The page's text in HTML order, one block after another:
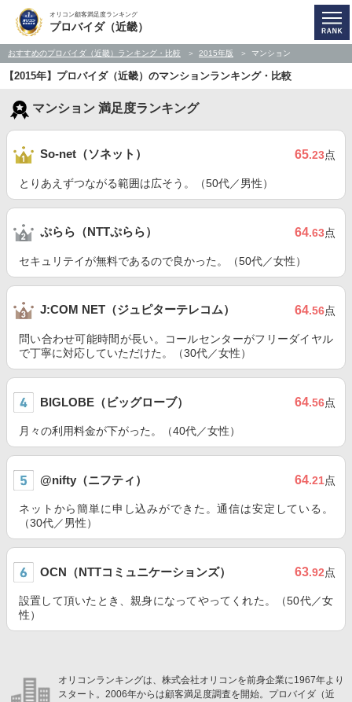
オリコン顧客満足度ランキング
プロバイダ（近畿）
おすすめのプロバイダ（近畿）ランキング・比較 2015年版 マンション
【2015年】プロバイダ（近畿）のマンションランキング・比較
マンション 満足度ランキング
So-net（ソネット） 65.23点
とりあえずつながる範囲は広そう。（50代／男性）
ぷらら（NTTぷらら） 64.63点
セキュリテイが無料であるので良かった。（50代／女性）
J:COM NET（ジュピターテレコム） 64.56点
問い合わせ可能時間が長い。コールセンターがフリーダイヤル
で丁寧に対応していただけた。（30代／女性）
BIGLOBE（ビッグローブ） 64.56点
月々の利用料金が下がった。（40代／女性）
@nifty（ニフティ） 64.21点
ネットから簡単に申し込みができた。通信は安定している。
（30代／男性）
OCN（NTTコミュニケーションズ） 63.92点
設置して頂いたとき、親身になってやってくれた。（50代／女
性）
オリコンランキングは、株式会社オリコンを前身企業に1967年より
スタート。2006年からは顧客満足度調査を開始。プロバイダ（近